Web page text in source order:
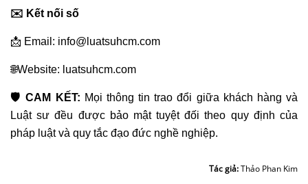
✉️ Kết nối số
📩 Email: info@luatsuhcm.com
🌐Website: luatsuhcm.com
🛡️ CAM KẾT: Mọi thông tin trao đổi giữa khách hàng và
Luật sư đều được bảo mật tuyệt đối theo quy định của
pháp luật và quy tắc đạo đức nghề nghiệp.
Tác giả:Thảo Phan Kim